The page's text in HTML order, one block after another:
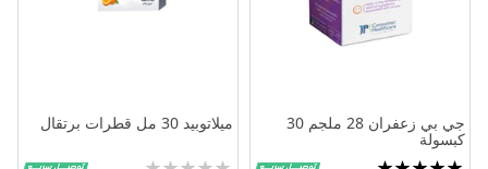
جي بي زعفران 28 ملجم 30
كبسولة
تقييم:
ميلاتوبيد 30 مل قطرات برتقال
Rating: